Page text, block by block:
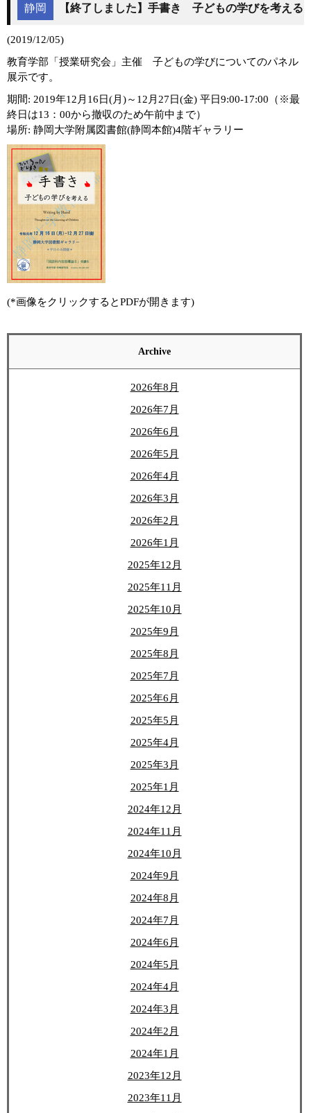
静岡 【終了しました】手書き 子どもの学びを考える
(2019/12/05)
教育学部「授業研究会」主催 子どもの学びについてのパネル
展示です。
期間: 2019年12月16日(月)～12月27日(金) 平日9:00-17:00（※最
終日は13：00から撤収のため午前中まで）
場所: 静岡大学附属図書館(静岡本館)4階ギャラリー
(*画像をクリックするとPDFが開きます)
Archive
2026年8月
2026年7月
2026年6月
2026年5月
2026年4月
2026年3月
2026年2月
2026年1月
2025年12月
2025年11月
2025年10月
2025年9月
2025年8月
2025年7月
2025年6月
2025年5月
2025年4月
2025年3月
2025年1月
2024年12月
2024年11月
2024年10月
2024年9月
2024年8月
2024年7月
2024年6月
2024年5月
2024年4月
2024年3月
2024年2月
2024年1月
2023年12月
2023年11月